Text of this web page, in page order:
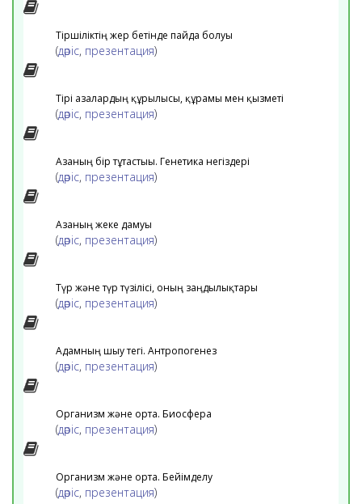
Тіршіліктің жер бетінде пайда болуы
(дәріс, презентация)
Тірі ағзалардың құрылысы, құрамы мен қызметі
(дәріс, презентация)
Ағзаның бір тұтастығы. Генетика негіздері
(дәріс, презентация)
Ағзаның жеке дамуы
(дәріс, презентация)
Түр және түр түзілісі, оның заңдылықтары
(дәріс, презентация)
Адамның шығу тегі. Антропогенез
(дәріс, презентация)
Организм және орта. Биосфера
(дәріс, презентация)
Организм және орта. Бейімделу
(дәріс, презентация)